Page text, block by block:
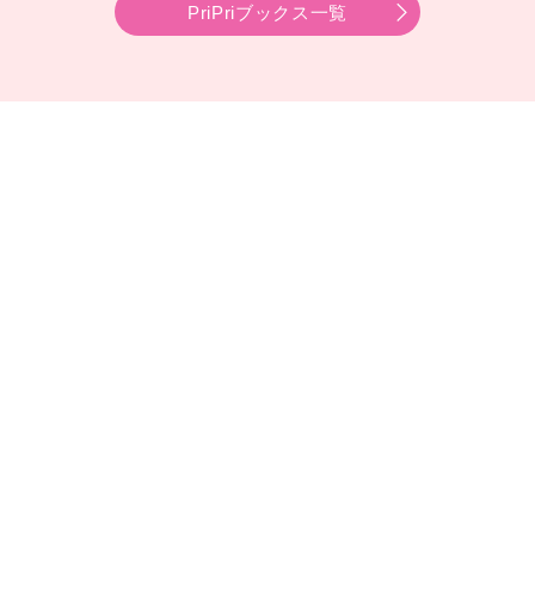
PriPriブックス一覧